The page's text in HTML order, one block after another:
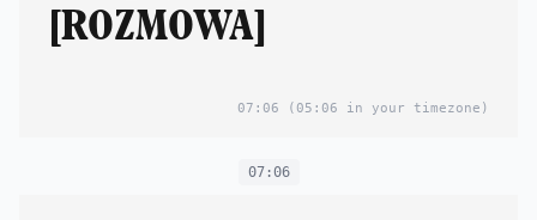
[ROZMOWA]
07:06 (05:06 in your timezone)
07:06